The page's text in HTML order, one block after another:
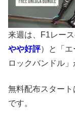
来週は、F1レース
やや好評）と「エ
ロックバンドル」
無料配布スター
です。